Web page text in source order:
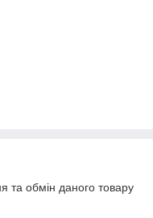
та обмін даного товару